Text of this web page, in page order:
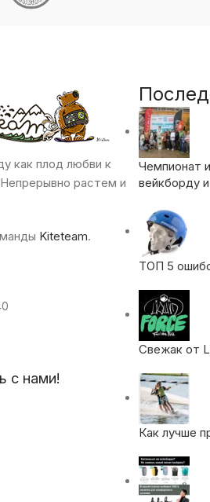
как плод любви к
растем и
Kiteteam.
с нами!
Чемпионат
вейкборду
ТОП 5
Свежак от
Как лучше